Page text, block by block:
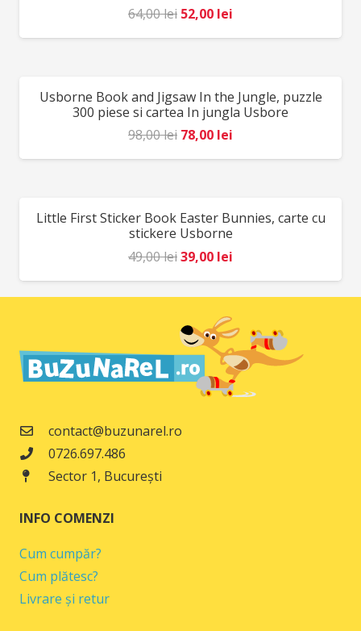
64,00lei Prețul
inițial
64,00 lei.
52,00 lei
curent
REDUCERI!
Usborne Book and Jigsaw In the Jungle, puzzle
300 piese si cartea In jungla Usbore
98,00lei Prețul
inițial
98,00 lei.
78,00 lei
curent
REDUCERI!
Little First Sticker Book Easter Bunnies, carte cu
stickere Usborne
49,00leiPrețul
inițial
a
fost:
49,00 lei.
39,00 lei
curent
este:
39,00 lei.
contact@buzunarel.ro
0726.697.486
Sector 1, București
INFO COMENZI
Cum cumpăr?
Cum plătesc?
Livrare și retur